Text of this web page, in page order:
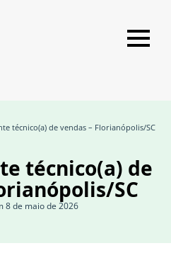
técnico(a) de vendas – Florianópolis/SC
técnico(a) de
SC
8 de maio de 2026